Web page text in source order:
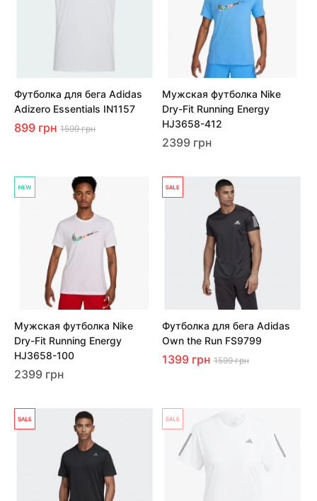
Футболка для бега Adidas
Adizero Essentials IN1157
899 грн 1599 грн
Мужская футболка Nike
Dry-Fit Running Energy
HJ3658-412
2399 грн
Мужская футболка Nike
Dry-Fit Running Energy
HJ3658-100
2399 грн
Футболка для бега Adidas
Own the Run FS9799
1399 грн 1599 грн